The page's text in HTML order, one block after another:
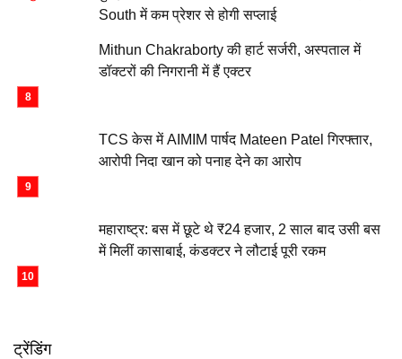
South में कम प्रेशर से होगी सप्लाई
Mithun Chakraborty की हार्ट सर्जरी, अस्पताल में
डॉक्टरों की निगरानी में हैं एक्टर
TCS केस में AIMIM पार्षद Mateen Patel गिरफ्तार,
आरोपी निदा खान को पनाह देने का आरोप
महाराष्ट्र: बस में छूटे थे ₹24 हजार, 2 साल बाद उसी बस
में मिलीं कासाबाई, कंडक्टर ने लौटाई पूरी रकम
ट्रेंडिंग